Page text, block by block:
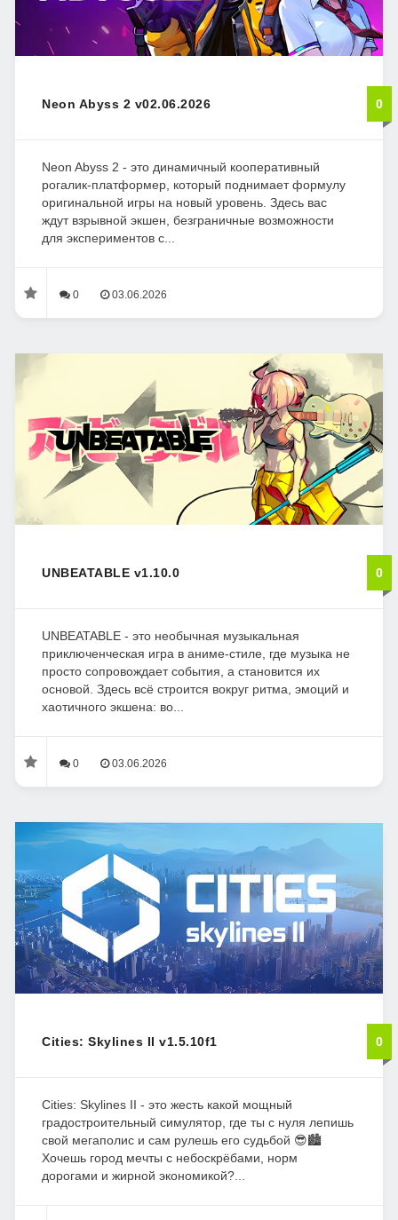
Neon Abyss 2 v02.06.2026 0
Neon Abyss 2 - это динамичный кооперативный
рогалик-платформер, который поднимает формулу
оригинальной игры на новый уровень. Здесь вас
ждут взрывной экшен, безграничные возможности
для экспериментов с...
0 03.06.2026
UNBEATABLE v1.10.0 0
UNBEATABLE - это необычная музыкальная
приключенческая игра в аниме-стиле, где музыка не
просто сопровождает события, а становится их
основой. Здесь всё строится вокруг ритма, эмоций и
хаотичного экшена: во...
0 03.06.2026
Cities: Skylines II v1.5.10f1 0
Cities: Skylines II - это жесть какой мощный
градостроительный симулятор, где ты с нуля лепишь
свой мегаполис и сам рулешь его судьбой 😎🏙️
Хочешь город мечты с небоскрёбами, норм
дорогами и жирной экономикой?...